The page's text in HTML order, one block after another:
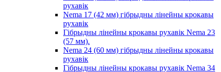
рухавік
Nema 17 (42 мм) гібрыдны лінейны крокавы
рухавік
Гібрыдны лінейны крокавы рухавік Nema 23
(57 мм).
Nema 24 (60 мм) гібрыдны лінейны крокавы
рухавік
Гібрыдны лінейны крокавы рухавік Nema 34